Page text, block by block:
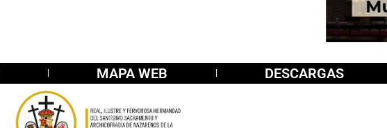
MAPA WEB DESCARGAS